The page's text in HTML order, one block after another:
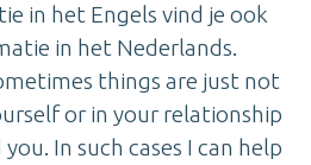
in het Engels vind je ook
in het Nederlands.
things are just not
or in your relationship
In such cases I can help